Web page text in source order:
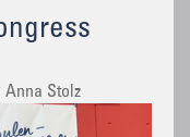
Anna Stolz